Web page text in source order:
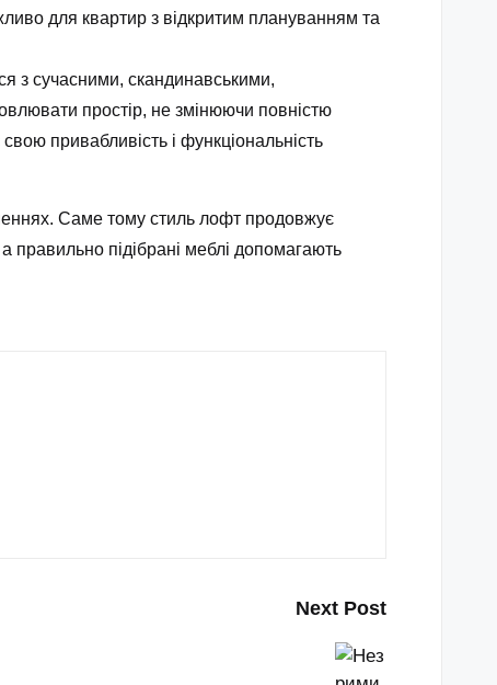
для квартир з відкритим плануванням та
з сучасними, скандинавськими,
простір, не змінюючи повністю
привабливість і функціональність
Саме тому стиль лофт продовжує
правильно підібрані меблі допомагають
Next Post